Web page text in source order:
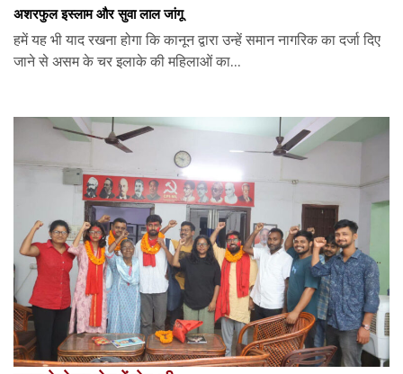
अशरफुल इस्लाम और सुवा लाल जांगू
हमें यह भी याद रखना होगा कि कानून द्वारा उन्हें समान नागरिक का दर्जा दिए
जाने से असम के चर इलाके की महिलाओं का...